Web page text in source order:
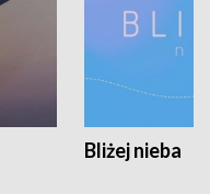
Bliżej nieba